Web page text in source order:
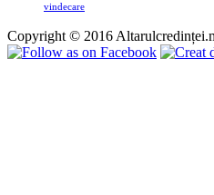
vindecare
Copyright © 2016